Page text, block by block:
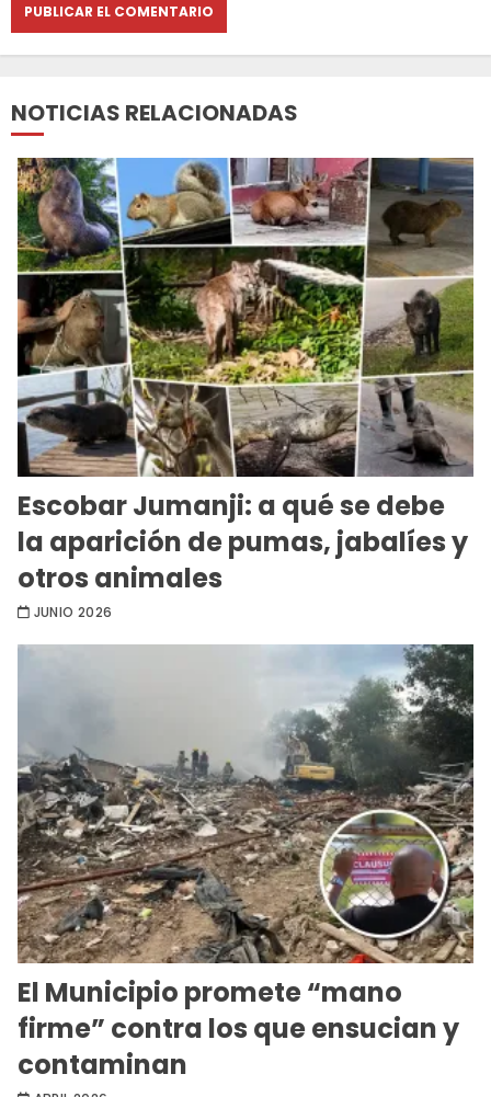
NOTICIAS RELACIONADAS
Escobar Jumanji: a qué se debe
la aparición de pumas, jabalíes y
otros animales
JUNIO 2026
El Municipio promete “mano
firme” contra los que ensucian y
contaminan